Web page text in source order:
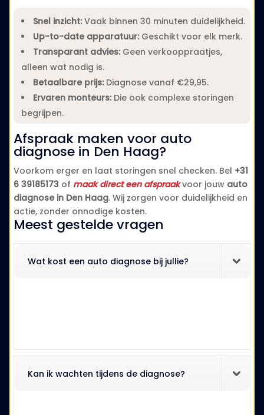
Snel inzicht:Vaak binnen 30 minuten duidelijkheid.
Up-to-date apparatuur:Geschikt voor elk merk.
Transparant advies:Geen verkooppraatjes,
alleen wat nodig is.
Betaalbare prijs:Diagnose vanaf €29,95.
Ervaren monteurs:Die ook complexe storingen
begrijpen.
Afspraak maken voor auto
diagnose in Den Haag?
Voorkom erger en laat storingen snel checken. Bel +31
6 39185173 of maak direct een afspraakvoor jouw auto
diagnose in Den Haag. Wij zorgen voor duidelijkheid en
actie, zonder onnodige kosten.
Meest gestelde vragen
Wat kost een auto diagnose bij jullie?
Kan ik wachten tijdens de diagnose?